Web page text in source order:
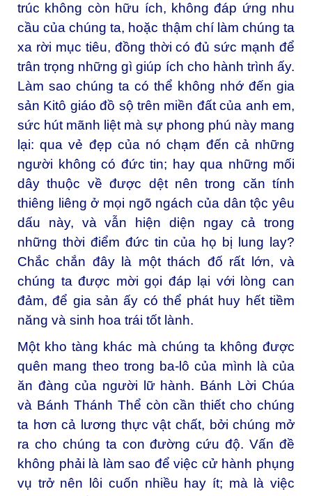
trúc không còn hữu ích, không đáp ứng nhu
cầu của chúng ta, hoặc thậm chí làm chúng ta
xa rời mục tiêu, đồng thời có đủ sức mạnh để
trân trọng những gì giúp ích cho hành trình ấy.
Làm sao chúng ta có thể không nhớ đến gia
sản Kitô giáo đồ sộ trên miền đất của anh em,
sức hút mãnh liệt mà sự phong phú này mang
lại: qua vẻ đẹp của nó chạm đến cả những
người không có đức tin; hay qua những mối
dây thuộc về được dệt nên trong căn tính
thiêng liêng ở mọi ngõ ngách của dân tộc yêu
dấu này, và vẫn hiện diện ngay cả trong
những thời điểm đức tin của họ bị lung lay?
Chắc chắn đây là một thách đố rất lớn, và
chúng ta được mời gọi đáp lại với lòng can
đảm, để gia sản ấy có thể phát huy hết tiềm
năng và sinh hoa trái tốt lành.
Một kho tàng khác mà chúng ta không được
quên mang theo trong ba-lô của mình là của
ăn đàng của người lữ hành. Bánh Lời Chúa
và Bánh Thánh Thể còn cần thiết cho chúng
ta hơn cả lương thực vật chất, bởi chúng mở
ra cho chúng ta con đường cứu độ. Vấn đề
không phải là làm sao để việc cử hành phụng
vụ trở nên lôi cuốn nhiều hay ít; mà là việc